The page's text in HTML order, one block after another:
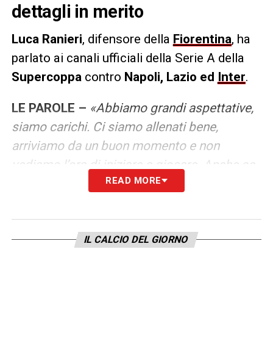
dettagli in merito
Luca Ranieri, difensore della Fiorentina, ha
parlato ai canali ufficiali della Serie A della
Supercoppa contro Napoli, Lazio ed Inter.
LE PAROLE – «Abbiamo grandi aspettative,
siamo carichi. Ci siamo allenati bene,
arriviamo da un buon momento e non
vediamo l’ora di iniziare a giocare. Anche se
è difficile comunque cercheremo di vincere.
il Napoli perché la prima partita giochiamo
contro di loro. Li abbiamo già affrontati,
READ MORE
IL CALCIO DEL GIORNO